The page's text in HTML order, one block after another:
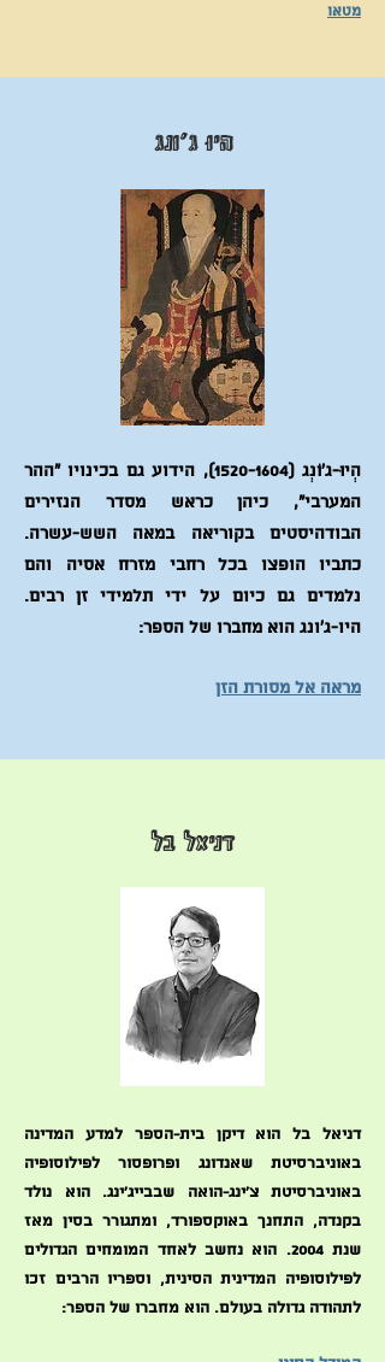
מטאו
הְיוּ ג'וֹנְג
הְיוּ-ג'וֹנְג(1520-1604)
, הידוע גם בכינויו "ההר
המערבי", כיהן כראש מסדר הנזירים
הבודהיסטים בקוריאה במאה השש-עשרה.
כתביו הופצו בכל רחבי מזרח אסיה והם
נלמדים גם כיום על ידי תלמידי זן רבים.
היו-ג'ונג הוא מחברו של הספר:
מראה אל מסורת הזן
דניאל בל
דניאל בל הוא דיקן בית-הספר למדע המדינה
באוניברסיטת שאנדונג ופרופסור לפילוסופיה
באוניברסיטת צ'ינג-הואה שבבייג'ינג. הוא נולד
בקנדה, התחנך באוקספורד, ומתגורר בסין מאז
שנת 2004. הוא נחשב לאחד המומחים הגדולים
לפילוסופיה המדינית הסינית, וספריו הרבים זכו
לתהודה גדולה בעולם. הוא מחברו של הספר: